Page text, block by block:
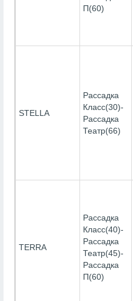
П(60)
STELLA
Рассадка
Класс(30)-
Рассадка
Театр(66)
TERRA
Рассадка
Класс(40)-
Рассадка
Театр(45)-
Рассадка
П(60)